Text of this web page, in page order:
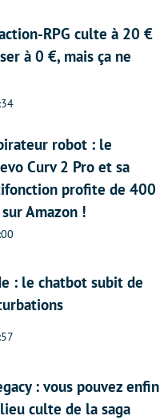
RPG culte à 20 €
à 0 €, mais ça ne
robot : le
Curv 2 Pro et sa
profite de 400
Amazon !
: le chatbot subit de
: vous pouvez enfin
culte de la saga